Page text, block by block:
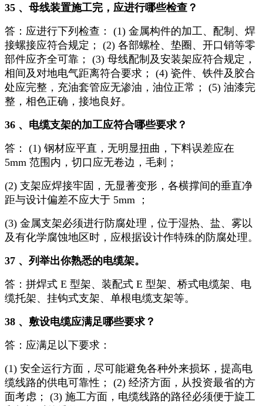
35 、母线装置施工完，应进行哪些检查？
答：应进行下列检查： (1) 金属构件的加工、配制、焊
接螺接应符合规定； (2) 各部螺栓、垫圈、开口销等零
部件应齐全可靠； (3) 母线配制及安装架应符合规定，
相间及对地电气距离符合要求； (4) 瓷件、铁件及胶合
处应完整，充油套管应无渗油，油位正常； (5) 油漆完
整，相色正确，接地良好。
36 、电缆支架的加工应符合哪些要求？
答： (1) 钢材应平直，无明显扭曲，下料误差应在
5mm 范围内，切口应无卷边，毛剌；
(2) 支架应焊接牢固，无显蓍变形，各横撑间的垂直净
距与设计偏差不应大于 5mm ；
(3) 金属支架必须进行防腐处理，位于湿热、盐、雾以
及有化学腐蚀地区时，应根据设计作特殊的防腐处理。
37 、列举出你熟悉的电缆架。
答：拼焊式 E 型架、装配式 E 型架、桥式电缆架、电
缆托架、挂钩式支架、单根电缆支架等。
38 、敷设电缆应满足哪些要求？
答：应满足以下要求：
(1) 安全运行方面，尽可能避免各种外来损坏，提高电
缆线路的供电可靠性； (2) 经济方面，从投资最省的方
面考虑； (3) 施工方面，电缆线路的路径必须便于旋工